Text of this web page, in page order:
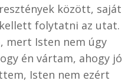
között, saját
folytatni az utat.
mert Isten nem úgy
én vártam, ahogy jó
Isten nem ezért